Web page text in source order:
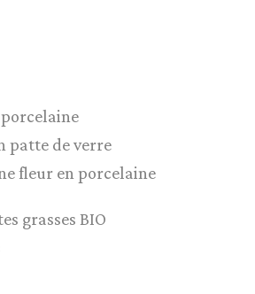
patte de verre
fleur en porcelaine
grasses BIO